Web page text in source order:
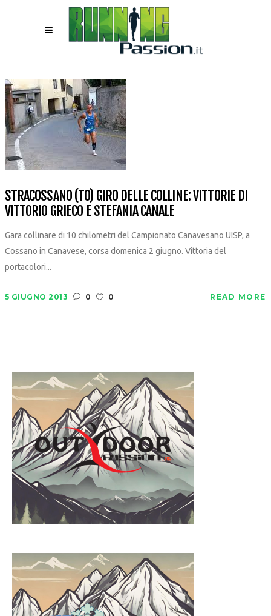
STRACOSSANO (TO) GIRO DELLE COLLINE: VITTORIE DI
VITTORIO GRIECO E STEFANIA CANALE
Gara collinare di 10 chilometri del Campionato Canavesano UISP, a
Cossano in Canavese, corsa domenica 2 giugno. Vittoria del
portacolori...
5 GIUGNO 2013 0 0 READ MORE